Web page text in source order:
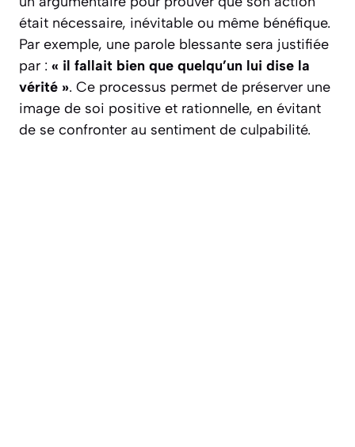
était nécessaire, inévitable ou même bénéfique.
Par exemple, une parole blessante sera justifiée
par : « il fallait bien que quelqu’un lui dise la
vérité ». Ce processus permet de préserver une
image de soi positive et rationnelle, en évitant
de se confronter au sentiment de culpabilité.